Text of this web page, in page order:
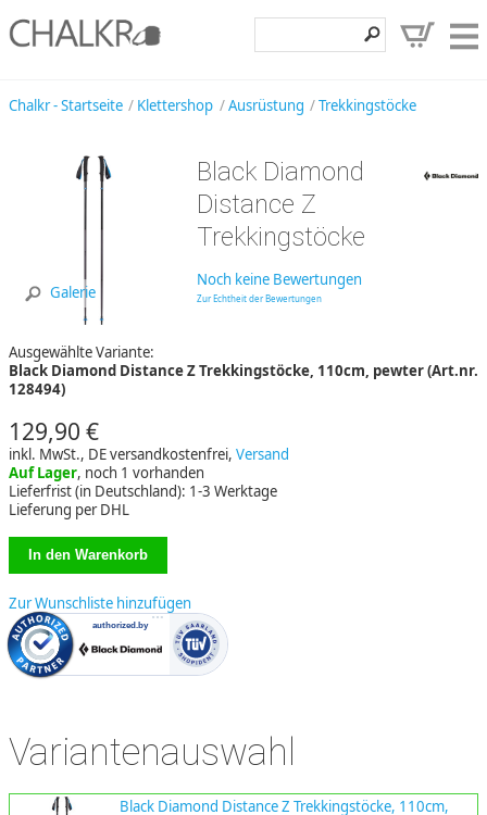
Klettershop
Entdecken
Hilfe, Kontakt
Chalkr - Startseite Klettershop Ausrüstung Trekkingstöcke
Galerie
Black Diamond
Distance Z
Trekkingstöcke
Noch keine Bewertungen
Zur Echtheit der Bewertungen
Ausgewählte Variante:
Black Diamond Distance Z Trekkingstöcke, 110cm, pewter (Art.nr.
128494)
129,90 €
inkl. MwSt., DE versandkostenfrei, Versand
Auf Lager, noch 1 vorhanden
Lieferfrist (in Deutschland): 1-3 Werktage
Lieferung per DHL
Zur Wunschliste hinzufügen
Variantenauswahl
Black Diamond Distance Z Trekkingstöcke, 110cm,